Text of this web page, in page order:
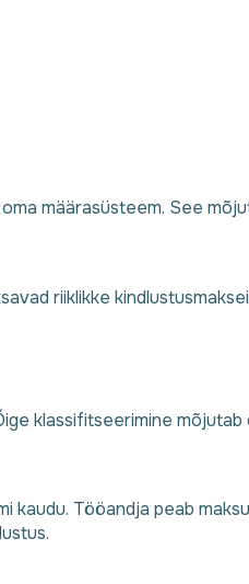
määrasüsteem. See
riiklikke
klassifitseerimine
kaudu. Tööandja peab